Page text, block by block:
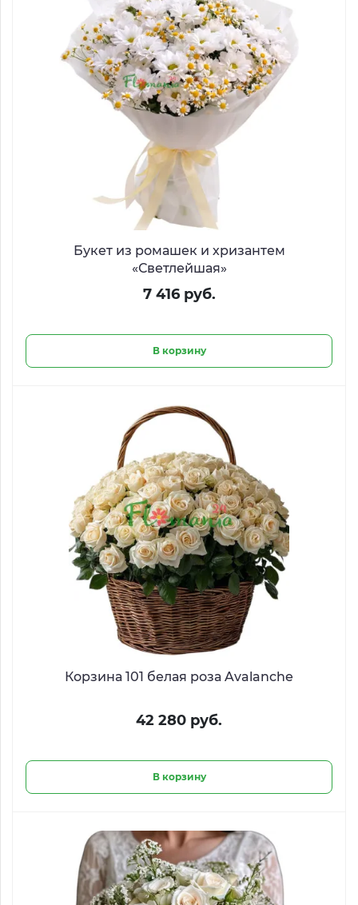
Букет из ромашек и хризантем
«Светлейшая»
7 416 руб.
В корзину
Корзина 101 белая роза Avalanche
42 280 руб.
В корзину